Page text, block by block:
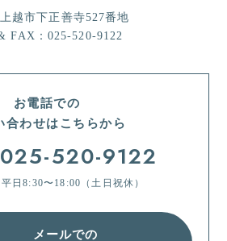
越市下正善寺527番地
FAX：025-520-9122
お電話での
合わせはこちらから
025-520-9122
日8:30〜18:00（土日祝休）
メールでの